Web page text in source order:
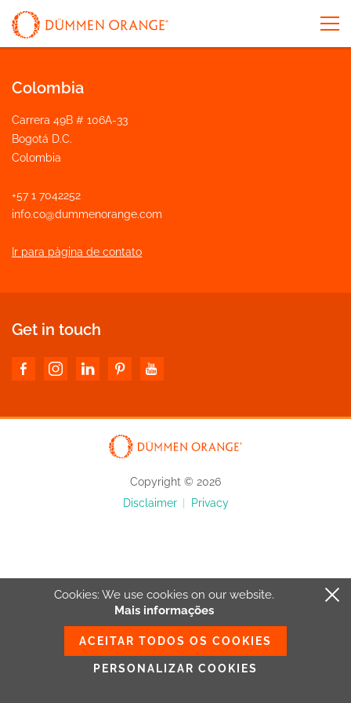
Colombia
Carrera 49B # 106A-33
Bogotá D.C.
Colombia
+57 1 7042252
info.co@dummenorange.com
Ir para pàgina de contato
Get in touch
Copyright © 2026
Disclaimer
Privacy
Cookies: We use cookies on our website.
Mais informações
ACEITAR TODOS OS COOKIES
PERSONALIZAR COOKIES